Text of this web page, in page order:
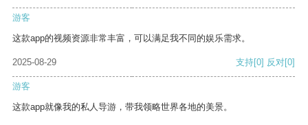
游客
这款app的视频资源非常丰富，可以满足我不同的娱乐需求。
2025-08-29 支持[0] 反对[0]
游客
这款app就像我的私人导游，带我领略世界各地的美景。